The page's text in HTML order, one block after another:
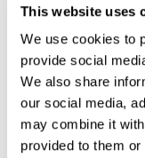
This website uses
We use cookies to
provide social
We also share
our social media,
may combine it
provided to them